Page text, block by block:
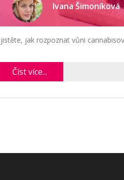
Ivana Šimoníková
jak rozpoznat vůni
Číst více...